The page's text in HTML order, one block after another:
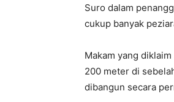
Suro dalam
cukup banyak
Makam yang
200 meter di
dibangun secara